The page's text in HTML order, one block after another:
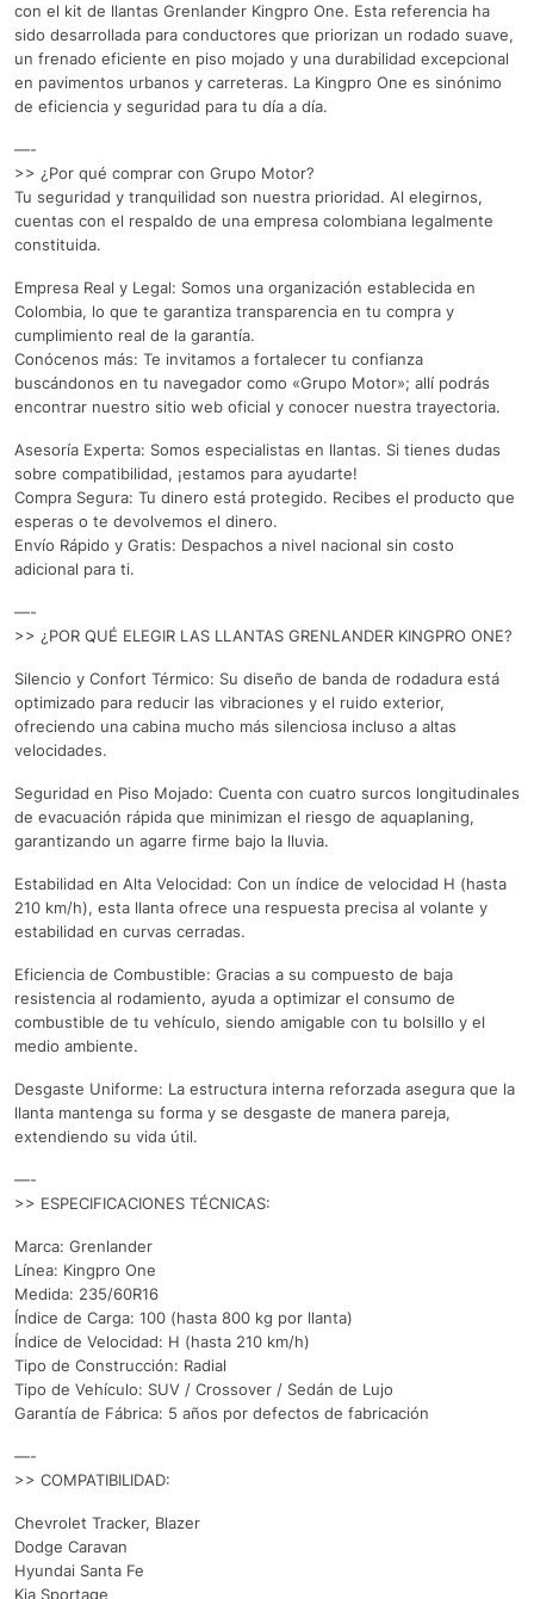
con el kit de llantas Grenlander Kingpro One. Esta referencia ha
sido desarrollada para conductores que priorizan un rodado suave,
un frenado eficiente en piso mojado y una durabilidad excepcional
en pavimentos urbanos y carreteras. La Kingpro One es sinónimo
de eficiencia y seguridad para tu día a día.
—-
>> ¿Por qué comprar con Grupo Motor?
Tu seguridad y tranquilidad son nuestra prioridad. Al elegirnos,
cuentas con el respaldo de una empresa colombiana legalmente
constituida.
Empresa Real y Legal: Somos una organización establecida en
Colombia, lo que te garantiza transparencia en tu compra y
cumplimiento real de la garantía.
Conócenos más: Te invitamos a fortalecer tu confianza
buscándonos en tu navegador como «Grupo Motor»; allí podrás
encontrar nuestro sitio web oficial y conocer nuestra trayectoria.
Asesoría Experta: Somos especialistas en llantas. Si tienes dudas
sobre compatibilidad, ¡estamos para ayudarte!
Compra Segura: Tu dinero está protegido. Recibes el producto que
esperas o te devolvemos el dinero.
Envío Rápido y Gratis: Despachos a nivel nacional sin costo
adicional para ti.
—-
>> ¿POR QUÉ ELEGIR LAS LLANTAS GRENLANDER KINGPRO ONE?
Silencio y Confort Térmico: Su diseño de banda de rodadura está
optimizado para reducir las vibraciones y el ruido exterior,
ofreciendo una cabina mucho más silenciosa incluso a altas
velocidades.
Seguridad en Piso Mojado: Cuenta con cuatro surcos longitudinales
de evacuación rápida que minimizan el riesgo de aquaplaning,
garantizando un agarre firme bajo la lluvia.
Estabilidad en Alta Velocidad: Con un índice de velocidad H (hasta
210 km/h), esta llanta ofrece una respuesta precisa al volante y
estabilidad en curvas cerradas.
Eficiencia de Combustible: Gracias a su compuesto de baja
resistencia al rodamiento, ayuda a optimizar el consumo de
combustible de tu vehículo, siendo amigable con tu bolsillo y el
medio ambiente.
Desgaste Uniforme: La estructura interna reforzada asegura que la
llanta mantenga su forma y se desgaste de manera pareja,
extendiendo su vida útil.
—-
>> ESPECIFICACIONES TÉCNICAS:
Marca: Grenlander
Línea: Kingpro One
Medida: 235/60R16
Índice de Carga: 100 (hasta 800 kg por llanta)
Índice de Velocidad: H (hasta 210 km/h)
Tipo de Construcción: Radial
Tipo de Vehículo: SUV / Crossover / Sedán de Lujo
Garantía de Fábrica: 5 años por defectos de fabricación
—-
>> COMPATIBILIDAD:
Chevrolet Tracker, Blazer
Dodge Caravan
Hyundai Santa Fe
Kia Sportage